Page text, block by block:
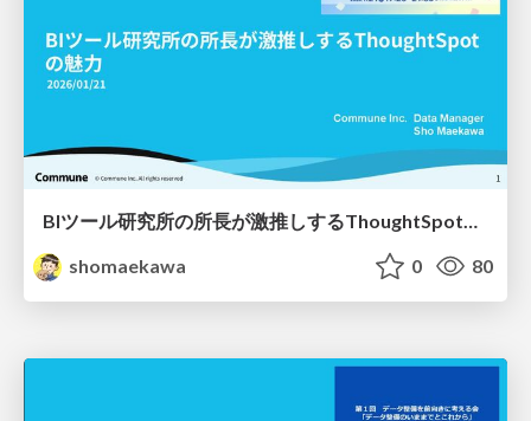
shomaekawa
0 80